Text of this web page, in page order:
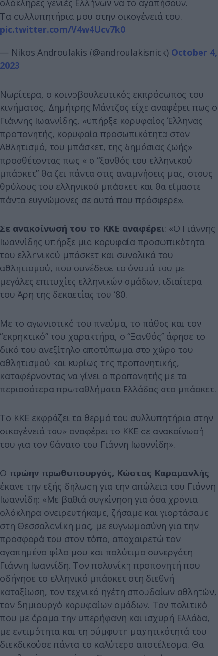
ολόκληρες γενιές Ελλήνων να το αγαπήσουν.
Τα συλλυπητήρια μου στην οικογένειά του.
pic.twitter.com/V4w4Ucv7k0
— Nikos Androulakis (@androulakisnick) October 4,
2023
Νωρίτερα, ο κοινοβουλευτικός εκπρόσωπος του
κινήματος, Δημήτρης Μάντζος είχε αναφέρει πως ο
Γιάννης Ιωαννίδης, «υπήρξε κορυφαίος Έλληνας
προπονητής, κορυφαία προσωπικότητα στον
Αθλητισμό, του μπάσκετ, της δημόσιας ζωής»
προσθέτοντας πως « ο “ξανθός του ελληνικού
μπάσκετ” θα ζει πάντα στις αναμνήσεις μας, στους
θρύλους του ελληνικού μπάσκετ και θα είμαστε
πάντα ευγνώμονες σε αυτά που πρόσφερε».
Σε ανακοίνωσή του το ΚΚΕ αναφέρει: «Ο Γιάννης
Ιωαννίδης υπήρξε μια κορυφαία προσωπικότητα
του ελληνικού μπάσκετ και συνολικά του
αθλητισμού, που συνέδεσε το όνομά του με
μεγάλες επιτυχίες ελληνικών ομάδων, ιδιαίτερα
του Άρη της δεκαετίας του ‘80.
Με το αγωνιστικό του πνεύμα, το πάθος και τον
“εκρηκτικό” του χαρακτήρα, ο “Ξανθός” άφησε το
δικό του ανεξίτηλο αποτύπωμα στο χώρο του
αθλητισμού και κυρίως της προπονητικής,
καταφέρνοντας να γίνει ο προπονητής με τα
περισσότερα πρωταθλήματα Ελλάδας στο μπάσκετ.
Το ΚΚΕ εκφράζει τα θερμά του συλλυπητήρια στην
οικογένειά του» αναφέρει το ΚΚΕ σε ανακοίνωσή
του για τον θάνατο του Γιάννη Ιωαννίδη».
Ο πρώην πρωθυπουργός, Κώστας Καραμανλής
έκανε την εξής δήλωση για την απώλεια του Γιάννη
Ιωαννίδη: «Με βαθιά συγκίνηση για όσα χρόνια
ολόκληρα ονειρευτήκαμε, ζήσαμε και γιορτάσαμε
στη Θεσσαλονίκη μας, με ευγνωμοσύνη για την
προσφορά του στον τόπο, αποχαιρετώ τον
αγαπημένο φίλο μου και πολύτιμο συνεργάτη
Γιάννη Ιωαννίδη. Τον πολυνίκη προπονητή που
οδήγησε το ελληνικό μπάσκετ στη διεθνή
καταξίωση, τον τεχνικό ηγέτη σπουδαίων αθλητών,
τον δημιουργό κορυφαίων ομάδων. Τον πολιτικό
που με όραμα την υπερήφανη και ισχυρή Ελλάδα,
με εντιμότητα και τη σύμφυτη μαχητικότητά του
διεκδικούσε πάντα το καλύτερο αποτέλεσμα. Θα